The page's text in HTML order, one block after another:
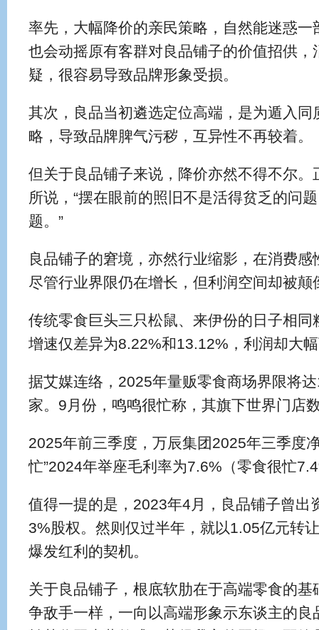
率先，大幅降价的亲民策略，自然能迷惑
也会动摇原有客群对良品铺子的价值招供
疑，很容易导致品牌形象受损。
其次，良品当初遴选定位高端，是为遁入
略，导致品牌脾气污秽，互异性不再较着。
但关于良品铺子来说，降价亦然不得不尔
所说，“摆在眼前的照旧不是活得贫乏的问
题。”
良品铺子的窘境，亦然行业缩影，在消费
尽管行业界限仍在增长，但利润空间却被颠
传统零食巨头三只松鼠、来伊份的日子相
增速仅差异为8.22%和13.12%，利润却大
据艾媒连络，2025年量贩零食商场界限将
家。9月份，鸣鸣很忙称，其旗下世界门店
2025年前三季度，万辰集团2025年三季度
忙”2024年举座毛利率为7.6%（零食很忙
值得一提的是，2023年4月，良品铺子曾出
3%股权。然则仅过半年，就以1.05亿元转
爆发红利的契机。
关于良品铺子，根底软肋在于高端零食的
争敌手一样，一向以高端形象示东谈主的